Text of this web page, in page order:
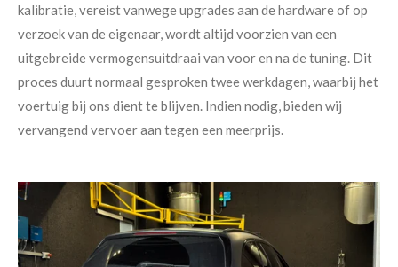
kalibratie, vereist vanwege upgrades aan de hardware of op
verzoek van de eigenaar, wordt altijd voorzien van een
uitgebreide vermogensuitdraai van voor en na de tuning. Dit
proces duurt normaal gesproken twee werkdagen, waarbij het
voertuig bij ons dient te blijven. Indien nodig, bieden wij
vervangend vervoer aan tegen een meerprijs.